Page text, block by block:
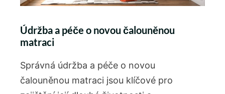
Údržba a péče o novou čalouněnou
matraci
Správná údržba a péče o novou
čalouněnou matraci jsou klíčové pro